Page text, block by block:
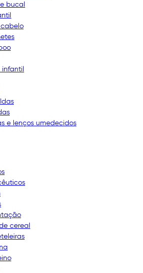
bucal
cabelo
infantil
e lenços umedecidos
cereal